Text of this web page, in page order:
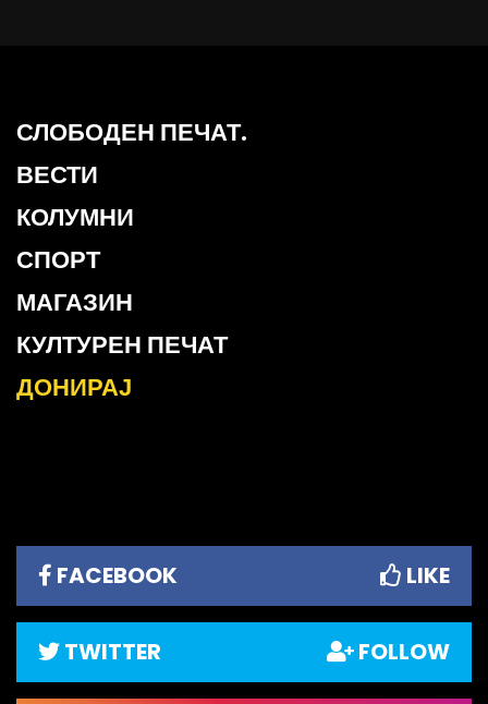
СЛОБОДЕН ПЕЧАТ.
ВЕСТИ
КОЛУМНИ
СПОРТ
МАГАЗИН
КУЛТУРЕН ПЕЧАТ
ДОНИРАЈ
FACEBOOK LIKE
TWITTER FOLLOW